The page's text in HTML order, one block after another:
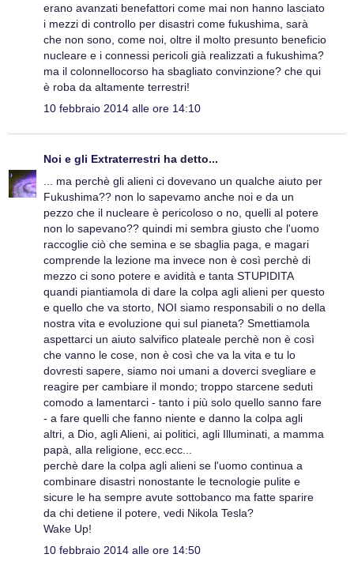
erano avanzati benefattori come mai non hanno lasciato
i mezzi di controllo per disastri come fukushima, sarà
che non sono, come noi, oltre il molto presunto beneficio
nucleare e i connessi pericoli già realizzati a fukushima?
ma il colonnellocorso ha sbagliato convinzione? che qui
è roba da altamente terrestri!
10 febbraio 2014 alle ore 14:10
Noi e gli Extraterrestri ha detto...
... ma perchè gli alieni ci dovevano un qualche aiuto per
Fukushima?? non lo sapevamo anche noi e da un
pezzo che il nucleare è pericoloso o no, quelli al potere
non lo sapevano?? quindi mi sembra giusto che l'uomo
raccoglie ciò che semina e se sbaglia paga, e magari
comprende la lezione ma invece non è così perchè di
mezzo ci sono potere e avidità e tanta STUPIDITA
quandi piantiamola di dare la colpa agli alieni per questo
e quello che va storto, NOI siamo responsabili o no della
nostra vita e evoluzione qui sul pianeta? Smettiamola
aspettarci un aiuto salvifico plateale perchè non è così
che vanno le cose, non è così che va la vita e tu lo
dovresti sapere, siamo noi umani a doverci svegliare e
reagire per cambiare il mondo; troppo starcene seduti
comodo a lamentarci - tanto i più solo quello sanno fare
- a fare quelli che fanno niente e danno la colpa agli
altri, a Dio, agli Alieni, ai politici, agli Illuminati, a mamma
papà, alla religione, ecc.ecc...
perchè dare la colpa agli alieni se l'uomo continua a
combinare disastri nonostante le tecnologie pulite e
sicure le ha sempre avute sottobanco ma fatte sparire
da chi detiene il potere, vedi Nikola Tesla?
Wake Up!
10 febbraio 2014 alle ore 14:50